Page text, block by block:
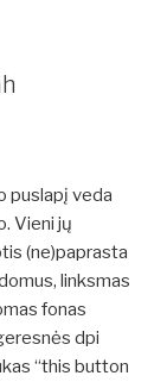
puslapį veda
Vieni jų
(ne)paprasta
linksmas
fonas
dpi
“this button